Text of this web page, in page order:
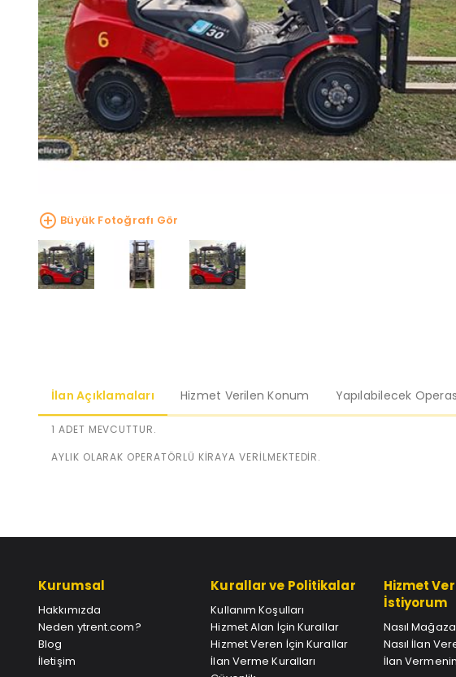
Büyük Fotoğrafı Gör
İlan Açıklamaları Hizmet Verilen Konum Yapılabilecek
1 ADET MEVCUTTUR.
AYLIK OLARAK OPERATÖRLÜ KİRAYA VERİLMEKTEDİR.
Kurumsal
Hakkımızda
Neden ytrent.com?
Blog
İletişim
Kurallar ve Politikalar
Kullanım Koşulları
Hizmet Alan İçin Kurallar
Hizmet Veren İçin Kurallar
İlan Verme Kuralları
Hizmet
İstiyorum
Nasıl
Nasıl İlan
İlan